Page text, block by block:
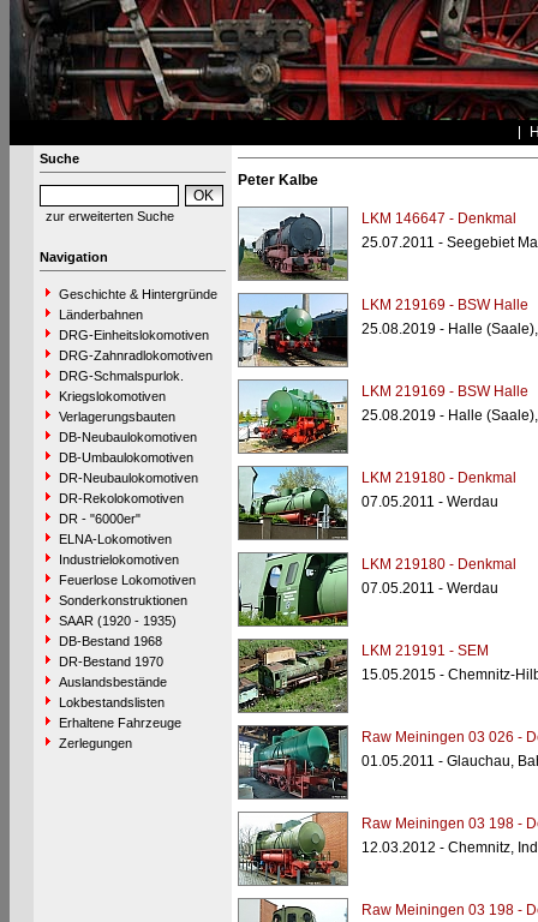
Suche
zur erweiterten Suche
Navigation
Geschichte & Hintergründe
Länderbahnen
DRG-Einheitslokomotiven
DRG-Zahnradlokomotiven
DRG-Schmalspurlok.
Kriegslokomotiven
Verlagerungsbauten
DB-Neubaulokomotiven
DB-Umbaulokomotiven
DR-Neubaulokomotiven
DR-Rekolokomotiven
DR - "6000er"
ELNA-Lokomotiven
Industrielokomotiven
Feuerlose Lokomotiven
Sonderkonstruktionen
SAAR (1920 - 1935)
DB-Bestand 1968
DR-Bestand 1970
Auslandsbestände
Lokbestandslisten
Erhaltene Fahrzeuge
Zerlegungen
Peter Kalbe
LKM 146647 - Denkmal
25.07.2011 - Seegebiet
LKM 219169 - BSW Halle
25.08.2019 - Halle
LKM 219169 - BSW Halle
25.08.2019 - Halle
LKM 219180 - Denkmal
07.05.2011 - Werdau
LKM 219180 - Denkmal
07.05.2011 - Werdau
LKM 219191 - SEM
15.05.2015 - Chemnitz-
Raw Meiningen 03 026 -
01.05.2011 - Glauchau,
Raw Meiningen 03 198 -
12.03.2012 - Chemnitz,
Raw Meiningen 03 198 -